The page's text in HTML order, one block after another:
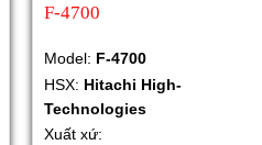
F-4700
Model: F-4700
HSX: Hitachi High-
Technologies
Xuất xứ: